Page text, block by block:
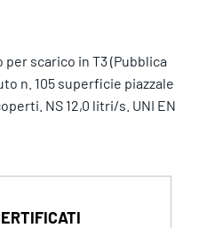
scarico in T3 (Pubblica
n. 105 superficie piazzale
NS 12,0 litri/s. UNI EN